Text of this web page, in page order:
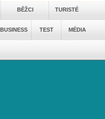
BĚŽCI TURISTÉ
BUSINESS TEST MÉDIA